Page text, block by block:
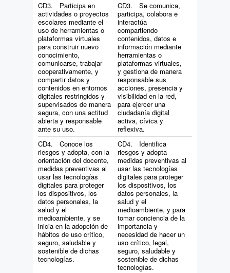
CD3. Participa en
actividades o proyectos
escolares mediante el
uso de herramientas o
plataformas virtuales
para construir nuevo
conocimiento,
comunicarse, trabajar
cooperativamente, y
compartir datos y
contenidos en entornos
digitales restringidos y
supervisados de manera
segura, con una actitud
abierta y responsable
ante su uso.
CD3. Se comunica,
participa, colabora e
interactúa
compartiendo
contenidos, datos e
información mediante
herramientas o
plataformas virtuales,
y gestiona de manera
responsable sus
acciones, presencia y
visibilidad en la red,
para ejercer una
ciudadanía digital
activa, cívica y
reflexiva.
CD4. Conoce los
riesgos y adopta, con la
orientación del docente,
medidas preventivas al
usar las tecnologías
digitales para proteger
los dispositivos, los
datos personales, la
salud y el
medioambiente, y se
inicia en la adopción de
hábitos de uso crítico,
seguro, saludable y
sostenible de dichas
tecnologías.
CD4. Identifica
riesgos y adopta
medidas preventivas al
usar las tecnologías
digitales para proteger
los dispositivos, los
datos personales, la
salud y el
medioambiente, y para
tomar conciencia de la
importancia y
necesidad de hacer un
uso crítico, legal,
seguro, saludable y
sostenible de dichas
tecnologías.